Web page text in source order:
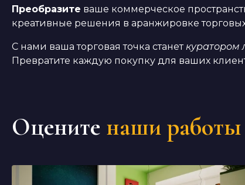
Преобразите ваше коммерческое
креативные решения в аранжировке
С нами ваша торговая точка станеткуратором
Превратите каждую покупку для ваших
Оцените наши работы